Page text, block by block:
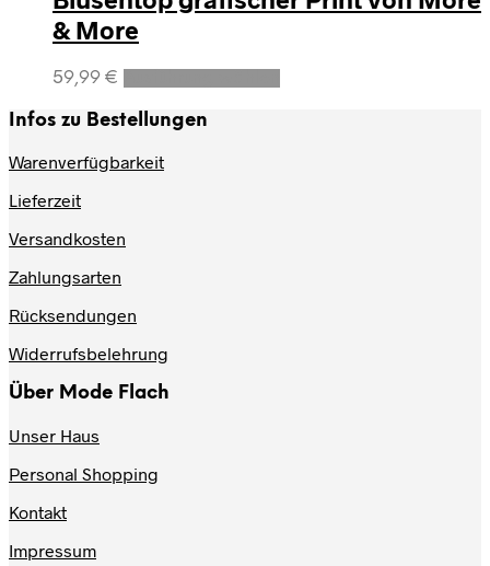
& More
59,99 €
Dieses
Infos zu Bestellungen
Warenverfügbarkeit
Lieferzeit
Versandkosten
Zahlungsarten
Rücksendungen
Widerrufsbelehrung
Über Mode Flach
Unser Haus
Personal Shopping
Kontakt
Impressum